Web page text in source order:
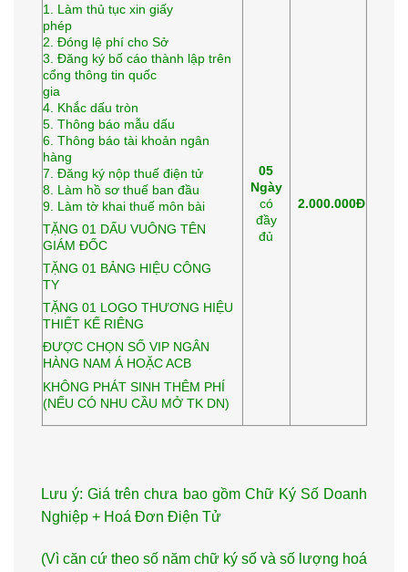
1. Làm thủ tục xin giấy
phép
2. Đóng lệ phí cho Sở
3. Đăng ký bố cáo thành lập trên
cổng thông tin quốc
gia
4. Khắc dấu tròn
5. Thông báo mẫu dấu
6. Thông báo tài khoản ngân
hàng
7. Đăng ký nộp thuế điện tử
8. Làm hồ sơ thuế ban đầu
9. Làm tờ khai thuế môn bài
TẶNG 01 DẤU VUÔNG TÊN
GIÁM ĐỐC
TẶNG 01 BẢNG HIỆU CÔNG
TY
TẶNG 01 LOGO THƯƠNG HIỆU
THIẾT KẾ RIÊNG
ĐƯỢC CHỌN SỐ VIP NGÂN
HÀNG NAM Á HOẶC ACB
KHÔNG PHÁT SINH THÊM PHÍ
(NẾU CÓ NHU CẦU MỞ TK DN)
05
Ngày
có
đầy
đủ
2.000.000Đ
Lưu ý: Giá trên chưa bao gồm Chữ Ký Số Doanh
Nghiệp + Hoá Đơn Điện Tử
(Vì căn cứ theo số năm chữ ký số và số lượng hoá